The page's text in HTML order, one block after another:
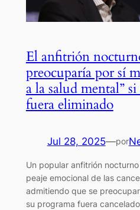
El anfitrión
preocuparía por sí
a la salud mental”
fuera eliminado
Jul 28, 2025—por
Un popular anfitrión
peaje emocional de las
admitiendo que se
su programa fuera